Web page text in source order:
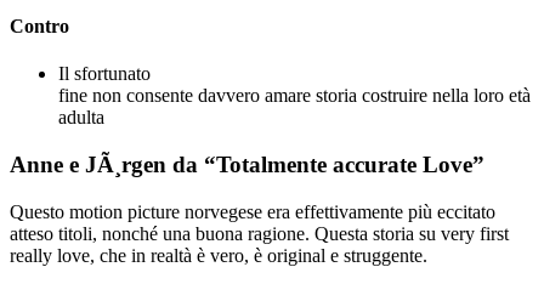
Contro
Il sfortunato
fine non consente davvero amare storia costruire nella loro età
adulta
Anne e JÃ¸rgen da “Totalmente accurate Love”
Questo motion picture norvegese era effettivamente più eccitato
atteso titoli, nonché una buona ragione. Questa storia su very first
really love, che in realtà è vero, è original e struggente.